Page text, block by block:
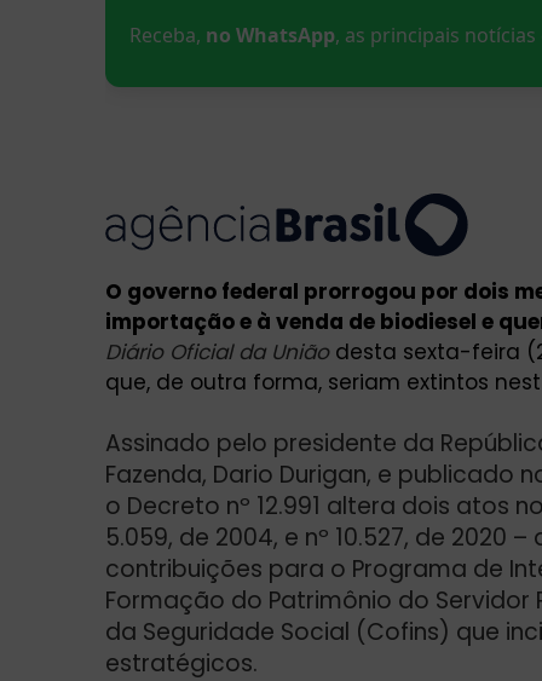
Receba, no WhatsApp, as principais
O governo federal prorrogou por dois
importação e à venda de biodiesel e
Diário Oficial da União desta sexta-feira
que, de outra forma, seriam extintos
Assinado pelo presidente da
Fazenda, Dario Durigan, e publicado
o Decreto nº 12.991 altera dois atos
5.059, de 2004, e nº 10.527, de 2020
contribuições para o Programa de
Formação do Patrimônio do Servidor
da Seguridade Social (Cofins) que
estratégicos.